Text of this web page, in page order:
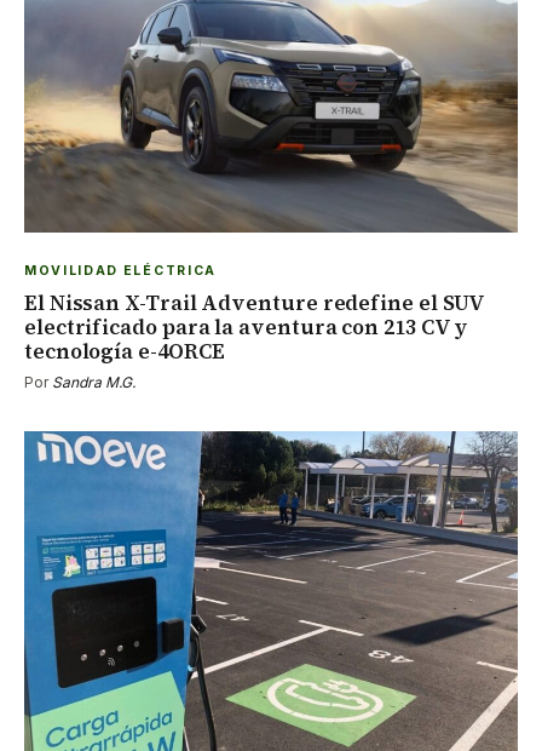
MOVILIDAD ELÉCTRICA
El Nissan X-Trail Adventure redefine el SUV
electrificado para la aventura con 213 CV y
tecnología e-4ORCE
Por Sandra M.G.